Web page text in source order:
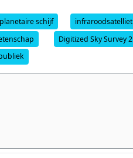
schijf
infraroodsatelliet
Digitized Sky Survey 2